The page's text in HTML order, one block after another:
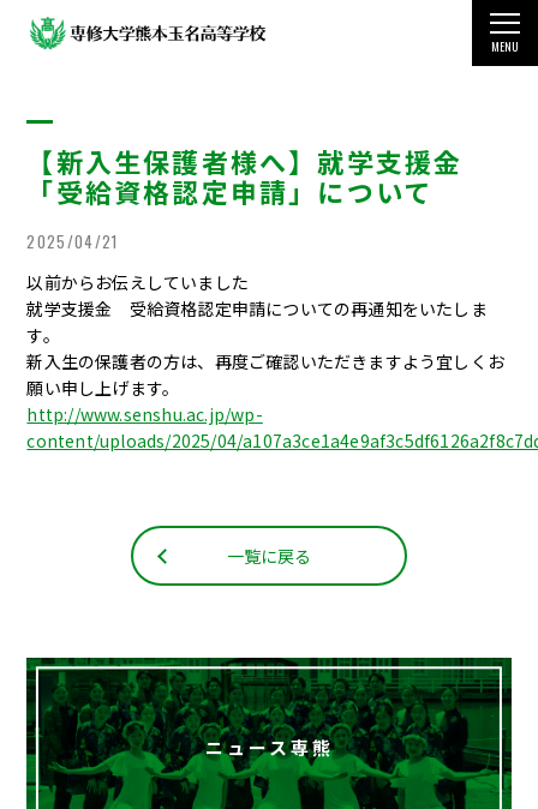
MENU
学校案内
国際交流・留学制度
学生生活
受験をお考えの方
その他の情報
English
【新入生保護者様へ】就学支援金
「受給資格認定申請」について
2025/04/21
以前からお伝えしていました
就学支援金 受給資格認定申請についての再通知をいたしま
す。
新入生の保護者の方は、再度ご確認いただきますよう宜しくお
願い申し上げます。
http://www.senshu.ac.jp/wp-
content/uploads/2025/04/
一覧に戻る
ニュース専熊